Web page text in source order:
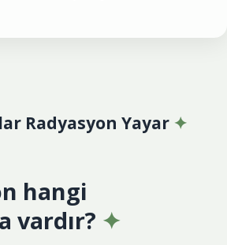
Radyasyon Yayar
hangi
vardır?